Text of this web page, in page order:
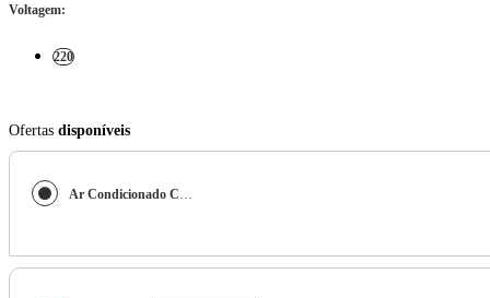
Voltagem:
220
Ofertas disponíveis
Ar Condicionado Cassete Samsung Wind Free Inverter 24000 BTU/h Quente e Frio Monofásico AC024DN1DKG/AZ – 220 Volts